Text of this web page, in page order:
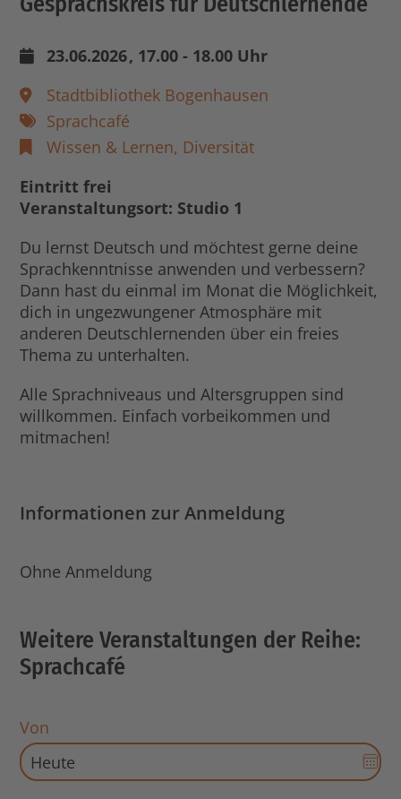
23.06.2026, 17.00 - 18.00 Uhr
Stadtbibliothek Bogenhausen
Sprachcafé
Wissen & Lernen, Diversität
Eintritt frei
Veranstaltungsort: Studio 1
Du lernst Deutsch und möchtest gerne deine
Sprachkenntnisse anwenden und verbessern?
Dann hast du einmal im Monat die Möglichkeit,
dich in ungezwungener Atmosphäre mit
anderen Deutschlernenden über ein freies
Thema zu unterhalten.
Alle Sprachniveaus und Altersgruppen sind
willkommen. Einfach vorbeikommen und
mitmachen!
Informationen zur Anmeldung
Ohne Anmeldung
Weitere Veranstaltungen der Reihe:
Sprachcafé
Von